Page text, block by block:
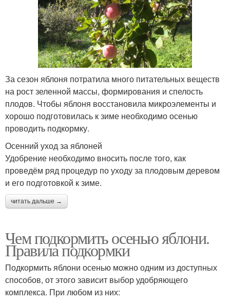
За сезон яблоня потратила много питательных веществ
на рост зеленной массы, формирования и спелость
плодов. Чтобы яблоня восстановила микроэлементы и
хорошо подготовилась к зиме необходимо осенью
проводить подкормку.
Осенний уход за яблоней
Удобрение необходимо вносить после того, как
проведём ряд процедур по уходу за плодовым деревом
и его подготовкой к зиме.
читать дальше →
Чем подкормить осенью яблони.
Правила подкормки
Подкормить яблони осенью можно одним из доступных
способов, от этого зависит выбор удобряющего
комплекса. При любом из них: